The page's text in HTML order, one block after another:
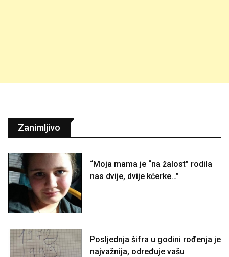
Zanimljivo
“Moja mama je “na žalost” rodila
nas dvije, dvije kćerke…”
Posljednja šifra u godini rođenja je
najvažnija, određuje vašu